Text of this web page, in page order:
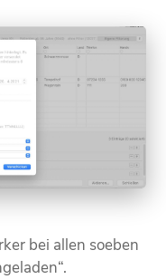
bei allen soeben